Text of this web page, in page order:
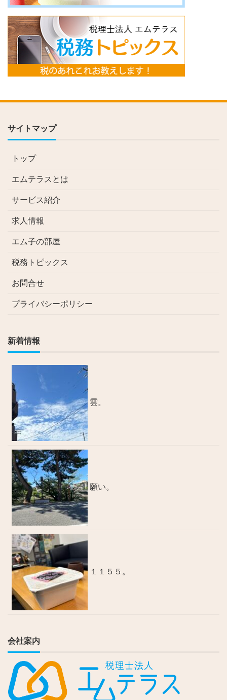
サイトマップ
トップ
エムテラスとは
サービス紹介
求人情報
エム子の部屋
税務トピックス
お問合せ
プライバシーポリシー
新着情報
雲。
願い。
１１５５。
会社案内